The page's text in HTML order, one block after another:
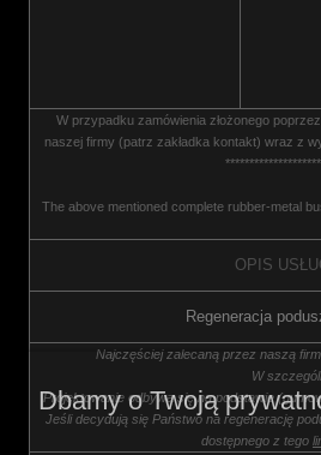
W przypadku zamówienia złożonego
naszej firmy (patrz zakładka kontakt) wraz z
The above mentioned complete rubber-metal
OPIS
Regeneracja
Najczęściej zalecaną przez naszą
W
Projektowanie odbywa się na podstawie
Jeśli decydują się Państwo na regenerację
dostępnego z tego
Dbamy o Twoją